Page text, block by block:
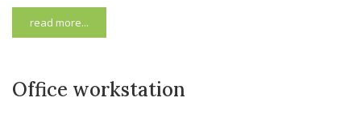
read more...
Office workstation